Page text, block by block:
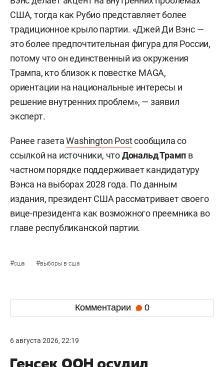
США, тогда как Рубио представляет более
традиционное крыло партии. «Джей Ди Вэнс —
это более предпочтительная фигура для России,
потому что он единственный из окружения
Трампа, кто близок к повестке MAGA,
ориентации на национальные интересы и
решение внутренних проблем», — заявил
эксперт.
Ранее газетаWashington Postсообщила со
ссылкой на источники, чтоДональд Трамп в
частном порядке поддерживает кандидатуру
Вэнса на выборах 2028 года. По данным
издания, президент США рассматривает своего
вице-президента как возможного преемника во
главе республиканской партии.
#сша #выборы в сша
Комментарии 0
6 августа 2026, 22:19
Генсек ООН осудил